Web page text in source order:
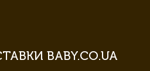
BABY.CO.UA